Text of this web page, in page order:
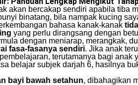
akan bercakap sendiri apabila tiba
binatang, bila nampak kucing
bahasa kanak-kanak
yang perlu dirangsang dengan
dengan meniarap, merangkak,
fasa-fasanya sendiri. Jika anak
terutamanya bagi anak
belajar subjek darjah 6, hasilnya
bayi bawah setahun, dibahagikan